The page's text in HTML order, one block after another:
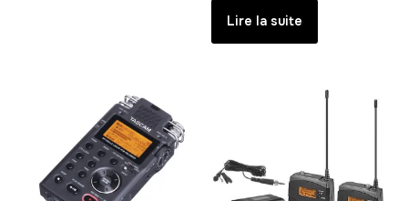
Lire la suite